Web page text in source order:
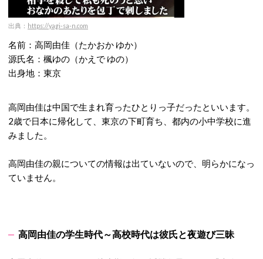
出典： https://yagi-sa-n.com
名前：高岡由佳（たかおか ゆか）
源氏名：楓ゆの（かえで ゆの）
出身地：東京
高岡由佳は中国で生まれ育ったひとりっ子だったといいます。
2歳で日本に帰化して、東京の下町育ち、都内の小中学校に進
みました。
高岡由佳の親についての情報は出ていないので、明らかになっ
ていません。
高岡由佳の学生時代～高校時代は彼氏と夜遊び三昧